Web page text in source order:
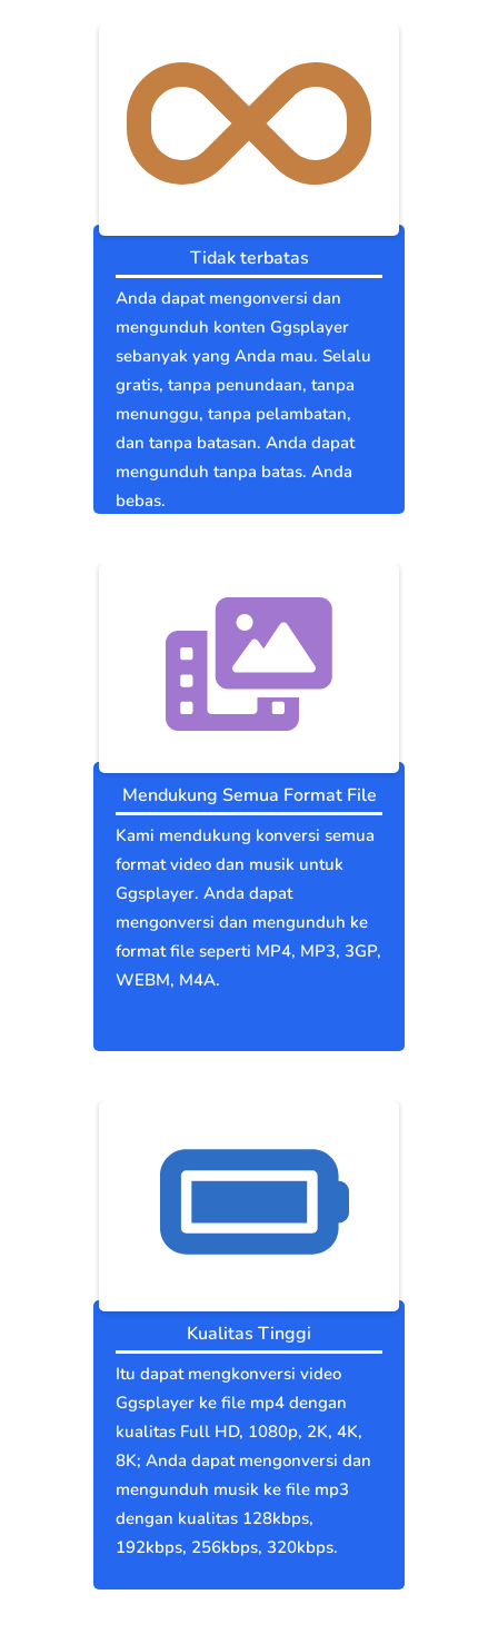
Tidak terbatas
Anda dapat mengonversi dan
mengunduh konten Ggsplayer
sebanyak yang Anda mau. Selalu
gratis, tanpa penundaan, tanpa
menunggu, tanpa pelambatan,
dan tanpa batasan. Anda dapat
mengunduh tanpa batas. Anda
bebas.
Mendukung Semua Format File
Kami mendukung konversi semua
format video dan musik untuk
Ggsplayer. Anda dapat
mengonversi dan mengunduh ke
format file seperti MP4, MP3, 3GP,
WEBM, M4A.
Kualitas Tinggi
Itu dapat mengkonversi video
Ggsplayer ke file mp4 dengan
kualitas Full HD, 1080p, 2K, 4K,
8K; Anda dapat mengonversi dan
mengunduh musik ke file mp3
dengan kualitas 128kbps,
192kbps, 256kbps, 320kbps.